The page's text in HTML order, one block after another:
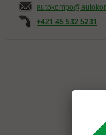
+421 45 532 5231